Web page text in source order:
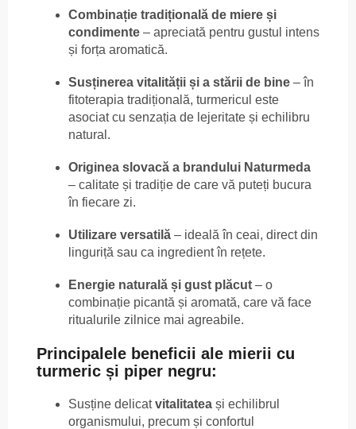
Combinație tradițională de miere și
condimente – apreciată pentru gustul intens
și forța aromatică.
Susținerea vitalității și a stării de bine – în
fitoterapia tradițională, turmericul este
asociat cu senzația de lejeritate și echilibru
natural.
Originea slovacă a brandului Naturmeda
– calitate și tradiție de care vă puteți bucura
în fiecare zi.
Utilizare versatilă – ideală în ceai, direct din
linguriță sau ca ingredient în rețete.
Energie naturală și gust plăcut – o
combinație picantă și aromată, care vă face
ritualurile zilnice mai agreabile.
Principalele beneficii ale mierii cu
turmeric și piper negru:
Susține delicatvitalitatea și echilibrul
organismului, precum și confortul